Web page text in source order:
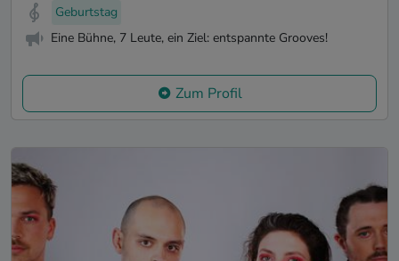
Geburtstag
Eine Bühne, 7 Leute, ein Ziel: entspannte Grooves!
Zum Profil